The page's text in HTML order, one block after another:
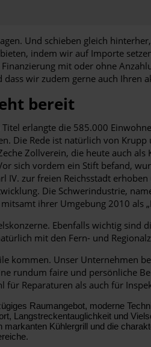
Und schieben gleich
indem wir auf Importe
mit oder ohne
wir zudem gerne auch Ihren
bereit
erlangte die 585.000
Die Rede ist natürlich von
Zollverein, die heute auch
sich vordem ein Stift befand,
zur freien Reichsstadt
Die Schwerindustrie,
ihrer Umgebung 2010 als
Ebenfalls wichtig
mit den Fern- und
kommen. Unser Unternehmen
rundum faire und persönliche
Reparaturen als auch für
Raumangebot, moderne
Langstreckentauglichkeit und
Kühlergrill und die